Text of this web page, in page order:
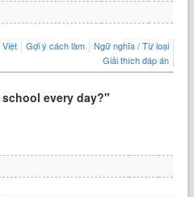
Gợi ý cách làm
Ngữ nghĩa / Từ loại
Giải thích đáp án
every day?"